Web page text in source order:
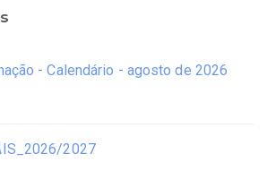
- Calendário - agosto de 2026
2027